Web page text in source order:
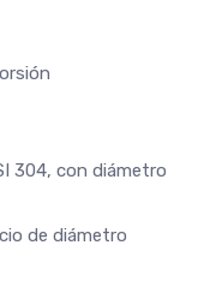
304, con diámetro
de diámetro